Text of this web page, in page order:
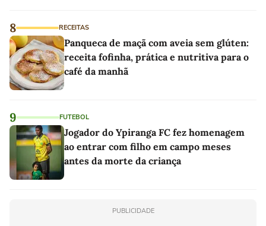
8 RECEITAS
Panqueca de maçã com aveia sem glúten:
receita fofinha, prática e nutritiva para o
café da manhã
9 FUTEBOL
Jogador do Ypiranga FC fez homenagem
ao entrar com filho em campo meses
antes da morte da criança
PUBLICIDADE